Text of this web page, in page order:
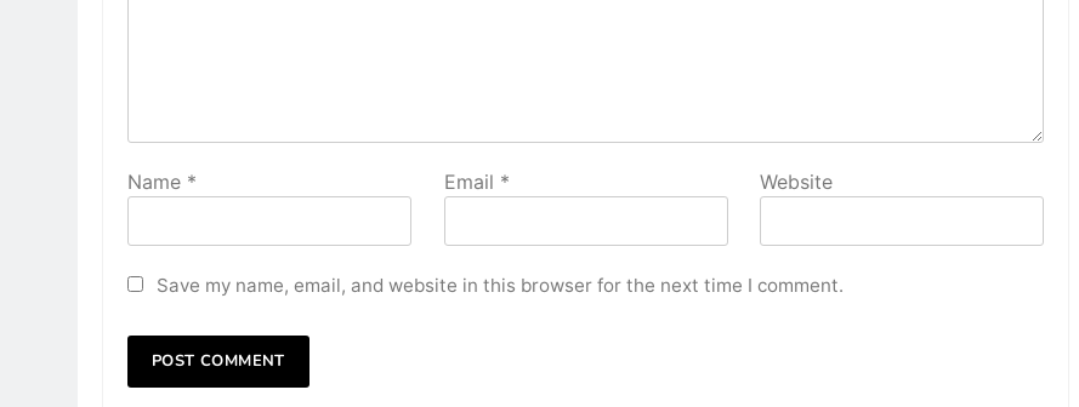
Name * Email * Website
Save my name, email, and website in this browser for the next time I comment.